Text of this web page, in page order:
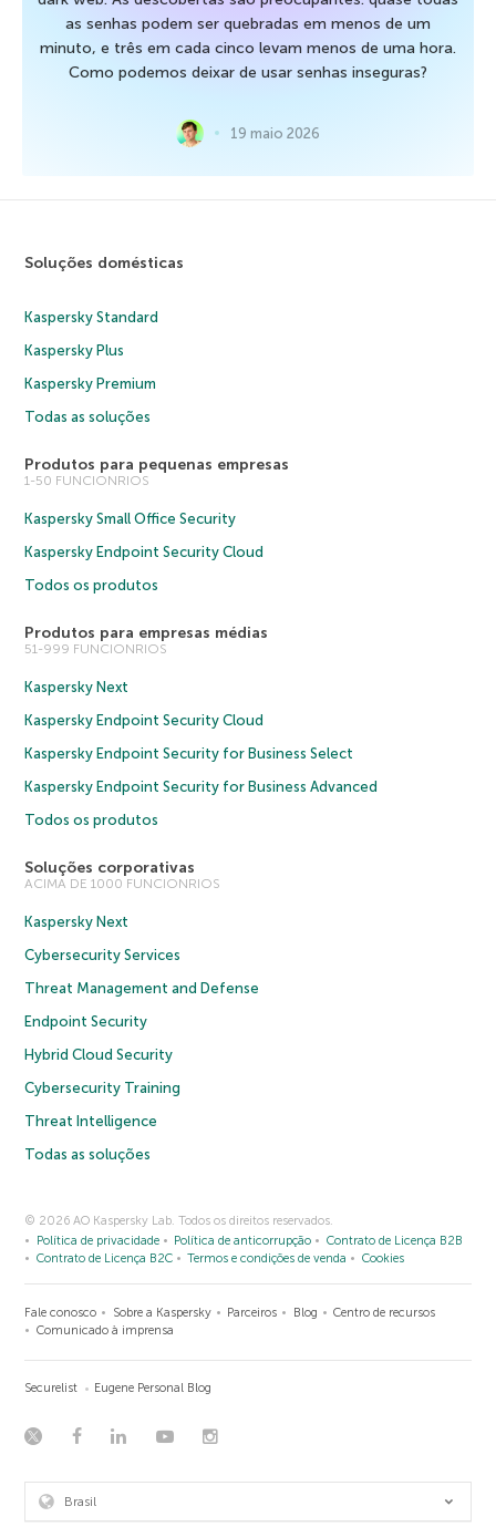
as senhas podem ser quebradas em menos de um
minuto, e três em cada cinco levam menos de uma hora.
Como podemos deixar de usar senhas inseguras?
19 maio 2026
Soluções domésticas
Kaspersky Standard
Kaspersky Plus
Kaspersky Premium
Todas as soluções
Produtos para pequenas empresas
1-50 FUNCIONRIOS
Kaspersky Small Office Security
Kaspersky Endpoint Security Cloud
Todos os produtos
Produtos para empresas médias
51-999 FUNCIONRIOS
Kaspersky Next
Kaspersky Endpoint Security Cloud
Kaspersky Endpoint Security for Business Select
Kaspersky Endpoint Security for Business Advanced
Todos os produtos
Soluções corporativas
ACIMA DE 1000 FUNCIONRIOS
Kaspersky Next
Cybersecurity Services
Threat Management and Defense
Endpoint Security
Hybrid Cloud Security
Cybersecurity Training
Threat Intelligence
Todas as soluções
© 2026 AO Kaspersky Lab. Todos os direitos reservados.
Política de privacidade
Política de anticorrupção
Contrato de Licença B2B
Contrato de Licença B2C
Termos e condições de venda Cookies
Fale conosco Sobre a Kaspersky Parceiros Blog
Centro de recursos
Comunicado à imprensa
Securelist Eugene Personal Blog
Brasil